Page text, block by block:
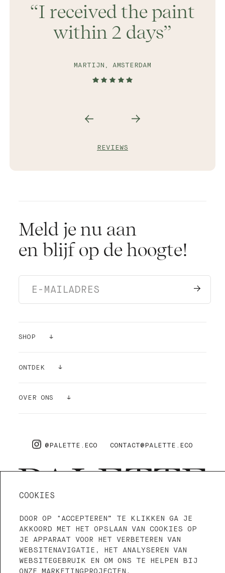
COOKIES
DOOR OP "ACCEPTEREN” TE KLIKKEN GA JE
AKKOORD MET HET OPSLAAN VAN COOKIES OP
JE APPARAAT VOOR HET VERBETEREN VAN
WEBSITENAVIGATIE, HET ANALYSEREN VAN
WEBSITEGEBRUIK EN OM ONS TE HELPEN BIJ
ONZE MARKETINGPROJECTEN.
I received the paint
within 2 days
MARTIJN, AMSTERDAM
REVIEWS
Meld je nu aan
en blijf op de hoogte!
SHOP
BENODIGDHEDEN
ONTDEK
OVER ONS
FAQ
@PALETTE.ECO CONTACT@PALETTE.ECO
ALGEMENE VOORWAARDEN
PRIVACY POLICY
TAAL: NEDERLANDS